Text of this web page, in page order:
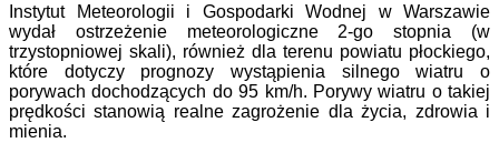
Instytut Meteorologii i Gospodarki Wodnej w Warszawie
wydał ostrzeżenie meteorologiczne 2-go stopnia (w
trzystopniowej skali), również dla terenu powiatu płockiego,
które dotyczy prognozy wystąpienia silnego wiatru o
porywach dochodzących do 95 km/h. Porywy wiatru o takiej
prędkości stanowią realne zagrożenie dla życia, zdrowia i
mienia.